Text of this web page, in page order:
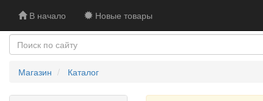
В начало Новые товары
Магазин Каталог